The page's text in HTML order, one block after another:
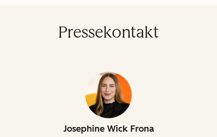
Pressekontakt
Josephine Wick Frona